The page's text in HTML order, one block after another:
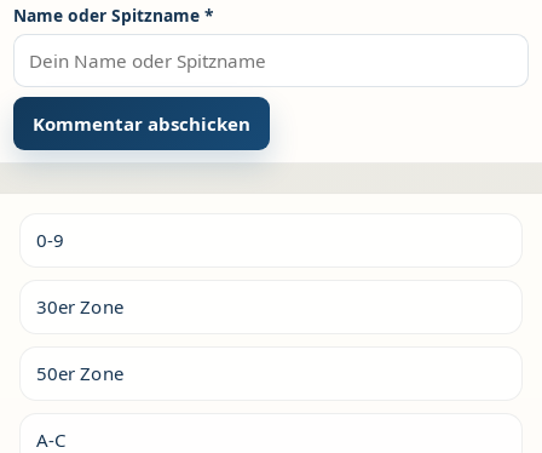
Name oder Spitzname *
0-9
30er Zone
50er Zone
A-C